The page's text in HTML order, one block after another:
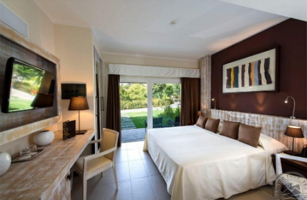
Paplūdimyje: skėčiai, gultai nemokamai
Autobusas iki paplūdimio: nemokamai
Kontaktai:
Аdresas:
Viale Belvedere, 09010 Domus De Maria CA,
Italija
Telefonas:+3907092391
Internetinė svetainė:www.chialagunaresort.com